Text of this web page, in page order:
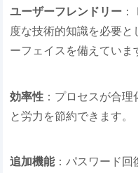
ユーザーフレンドリー
度な技術的知識を必要
ーフェイスを備えていま
効率性 ：プロセスが合
と労力を節約できます。
追加機能：パスワード